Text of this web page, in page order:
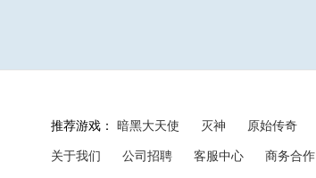
推荐游戏： 暗黑大天使 灭神 原始传奇
关于我们 公司招聘 客服中心 商务合作